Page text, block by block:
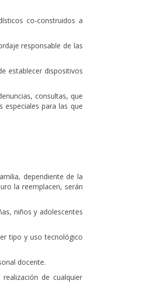
co-construidos a
responsable de las
establecer dispositivos
consultas, que
para las que
dependiente de la
la reemplacen, serán
niños y adolescentes
tipo y uso tecnológico
docente.
de cualquier